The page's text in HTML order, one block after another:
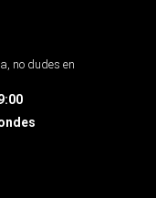
no dudes en